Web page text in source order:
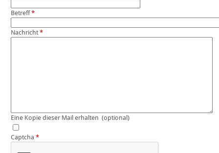
Betreff*
Nachricht *
Eine Kopie dieser Mail erhalten (optional)
Captcha *